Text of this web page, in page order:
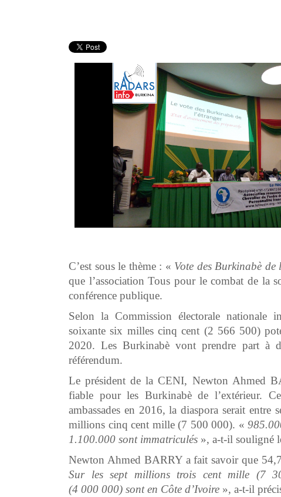
C’est sous le thème : « Vote des Burkinabè de
que l’association Tous pour le combat de la
conférence publique.
Selon la Commission électorale nationale
soixante six milles cinq cent (2 566 500)
2020. Les Burkinabè vont prendre part à
référendum.
Le président de la CENI, Newton Ahmed
fiable pour les Burkinabè de l’extérieur.
ambassades en 2016, la diaspora serait
millions cinq cent mille (7 500 000). «
1.100.000 sont immatriculés », a-t-il souligné
Newton Ahmed BARRY a fait savoir que
Sur les sept millions trois cent mille (7
(4 000 000) sont en Côte d’Ivoire », a-t-il